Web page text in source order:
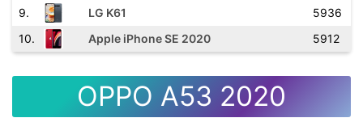
.
LG K61
5936
.
Apple iPhone SE 2020 5912
OPPO A53 2020